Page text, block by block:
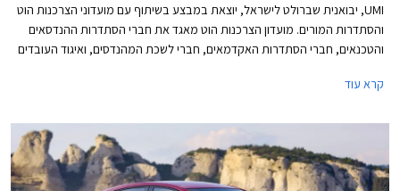
UMI, יבואנית שברולט לישראל, יוצאת במבצע בשיתוף עם מועדוני הצרכנות הוט
והסתדרות המורים. מועדון הצרכנות הוט מאגד את חברי הסתדרות ההנדסאים
והטכנאים, חברי הסתדרות האקדמאים, חברי לשכת המהנדסים, ואיגוד העובדים
קרא עוד